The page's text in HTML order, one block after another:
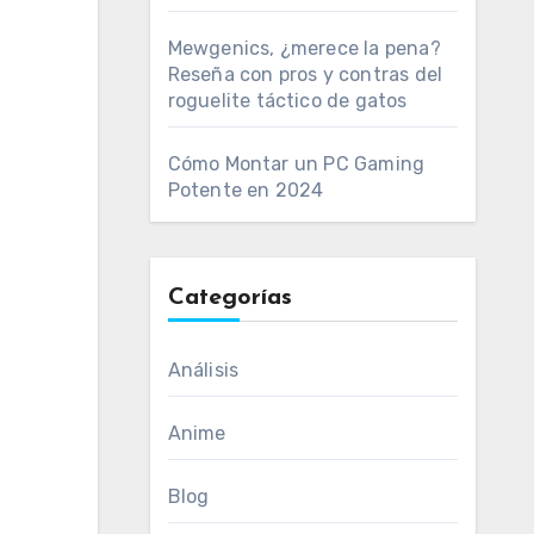
Mewgenics, ¿merece la pena?
Reseña con pros y contras del
roguelite táctico de gatos
Cómo Montar un PC Gaming
Potente en 2024
Categorías
Análisis
Anime
Blog